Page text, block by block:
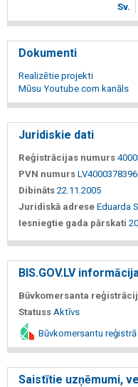
Sv.
Dokumenti
Realizētie projekti
Mūsu Youtube.com kanāls
Juridiskie dati
Reģistrācijas numurs
PVN numurs
Dibināts 22.11.2005
Juridiskā adrese Eduarda
Iesniegtie gada pārskati
BIS.GOV.LV informācija
Būvkomersanta
Statuss Aktīvs
Būvkomersantu
Saistītie uzņēmumi,